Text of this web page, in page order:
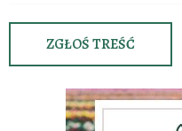
ZGŁOŚ TREŚĆ